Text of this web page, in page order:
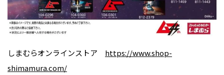
しまむらオンラインストア https://www.shop-
shimamura.com/